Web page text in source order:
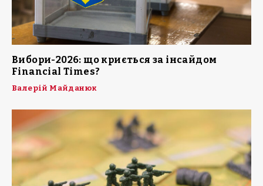
Вибори-2026: що криється за інсайдом
Financial Times?
Валерій Майданюк